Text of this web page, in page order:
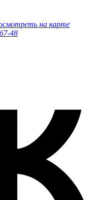
на карте
48‬